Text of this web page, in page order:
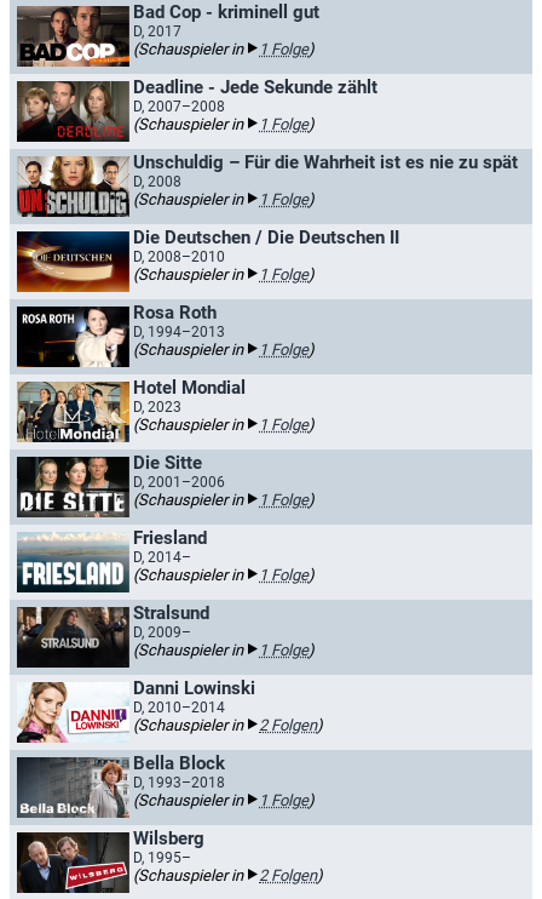
Bad Cop - kriminell gut
D, 2017
(Schauspieler in 1 Folge)
Deadline - Jede Sekunde zählt
D, 2007–2008
(Schauspieler in 1 Folge)
Unschuldig – Für die Wahrheit ist es nie zu spät
D, 2008
(Schauspieler in 1 Folge)
Die Deutschen / Die Deutschen II
D, 2008–2010
(Schauspieler in 1 Folge)
Rosa Roth
D, 1994–2013
(Schauspieler in 1 Folge)
Hotel Mondial
D, 2023
(Schauspieler in 1 Folge)
Die Sitte
D, 2001–2006
(Schauspieler in 1 Folge)
Friesland
D, 2014–
(Schauspieler in 1 Folge)
Stralsund
D, 2009–
(Schauspieler in 1 Folge)
Danni Lowinski
D, 2010–2014
(Schauspieler in 2 Folgen)
Bella Block
D, 1993–2018
(Schauspieler in 1 Folge)
Wilsberg
D, 1995–
(Schauspieler in 2 Folgen)